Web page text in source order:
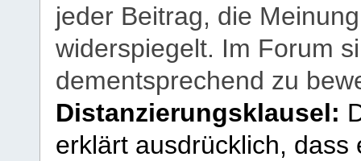
jeder Beitrag, die
widerspiegelt. Im Forum
dementsprechend zu
Distanzierungsklausel:
erklärt ausdrücklich,